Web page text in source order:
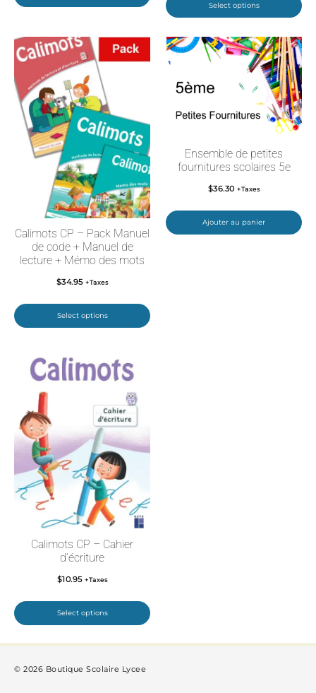
Select options
Calimots CP – Pack Manuel
de code + Manuel de
lecture + Mémo des mots
$34.95 +Taxes
Select options
Ensemble de petites
fournitures scolaires 5e
$36.30 +Taxes
Ajouter au panier
Calimots CP – Cahier
d’écriture
$10.95 +Taxes
Select options
© 2026 Boutique Scolaire Lycee